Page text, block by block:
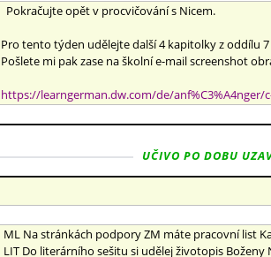
Pokračujte opět v procvičování s Nicem.
Pro tento týden udělejte další 4 kapitolky z oddílu
Pošlete mi pak zase na školní e-mail screenshot
https://learngerman.dw.com/de/anf%C3%A4nger/
UČIVO PO DOBU
ML Na stránkách podpory ZM máte pracovní list
LIT Do literárního sešitu si udělej životopis